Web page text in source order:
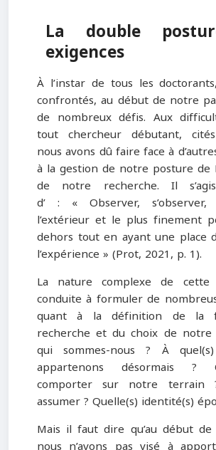
La double
exigences
À l’instar de tous les
confrontés, au début de notre
de nombreux défis. Aux
tout chercheur débutant,
nous avons dû faire face à
à la gestion de notre posture de
de notre recherche. Il
d’ : « Observer,
l’extérieur et le plus finement
dehors tout en ayant une place
l’expérience » (Prot, 2021, p. 1).
La nature complexe de
conduite à formuler de
quant à la définition de la
recherche et du choix de
qui sommes-nous ? À
appartenons désormais ?
comporter sur notre terrain
assumer ? Quelle(s) identité(s)
Mais il faut dire qu’au début